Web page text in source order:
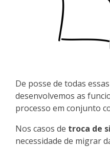
De posse de todas
desenvolvemos as
processo em conjunto
Nos casos de troca de
necessidade de migrar